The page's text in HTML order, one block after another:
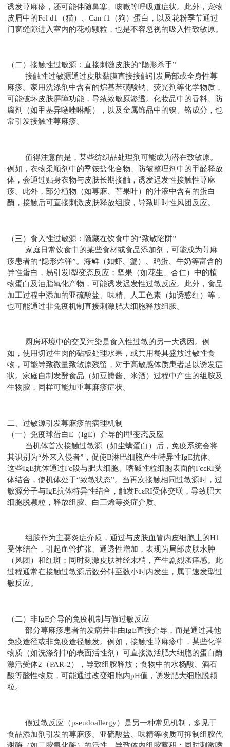
诱发荨麻疹，还可能伴随鼻塞、咳嗽等呼吸道症状。此外，宠物
皮屑中的Fel d1（猫）、Can f1（狗）蛋白，以及花粉季节通过
门窗缝隙进入室内的花粉颗粒，也是不容忽视的吸入性致敏原。
（二）接触性过敏源：直接刺激皮肤的“隐形杀手”
接触性过敏源通过皮肤黏膜直接接触引发局部或全身性荨
麻疹。家用洗涤剂中含有的烷基苯磺酸钠、荧光剂等化学物质，
可能破坏皮肤屏障功能，导致致敏原渗透。化妆品中的香料、防
腐剂（如甲基异噻唑啉酮），以及金属饰品中的镍、铬成分，也
常引发接触性荨麻疹。
值得注意的是，某些纺织品处理剂可能成为潜在致敏原。
例如，衣物柔顺剂中的季铵盐化合物、防皱整理剂中的甲醛释放
体，会通过贴身衣物与皮肤长期接触，诱发迟发性接触性荨麻
疹。此外，部分植物（如荨麻、芒果叶）的汁液中含有的蛋白
酶，接触后可直接刺激皮肤释放组胺，导致即时性风团反应。
（三）食入性过敏源：隐藏在饮食中的“致敏陷阱”
家庭日常饮食中的某些食材或食品添加剂，可能成为荨麻
疹患者的“隐形炸弹”。海鲜（如虾、蟹）、鸡蛋、牛奶等富含的
异性蛋白，易引发Ⅰ型变态反应；坚果（如花生、杏仁）中的植
物蛋白及油脂氧化产物，可能诱发迟发性过敏反应。此外，食品
加工过程中添加的亚硫酸盐、味精、人工色素（如诱惑红）等，
也可能通过非免疫机制直接刺激肥大细胞释放组胺。
厨房环境中的交叉污染是食入性过敏的另一大诱因。例
如，使用切过生肉的砧板处理水果，或共用餐具盛放过敏性食
物，可能导致微量致敏原残留，对于高敏感体质患者足以诱发症
状。家庭自制发酵食品（如豆瓣酱、米酒）过程中产生的组胺及
生物胺，同样可能加重荨麻疹症状。
二、过敏源引发荨麻疹的病理机制
（一）免疫球蛋白E（IgE）介导的Ⅰ型变态反应
当机体首次接触过敏源（如尘螨蛋白）后，免疫系统会将
其识别为“外来入侵者”，促使B淋巴细胞产生特异性IgE抗体。
这些IgE抗体通过Fc段与肥大细胞、嗜碱性粒细胞表面的FcεRI受
体结合，使机体处于“致敏状态”。当再次接触相同过敏源时，过
敏源分子与IgE抗体特异性结合，触发FcεRI受体交联，导致肥大
细胞脱颗粒，释放组胺、白三烯等炎症介质。
组胺作为主要炎症介质，通过与皮肤血管内皮细胞上的H1
受体结合，引起血管扩张、通透性增加，表现为局部皮肤水肿
（风团）和红斑；同时刺激皮肤神经末梢，产生剧烈瘙痒感。此
过程通常在接触过敏源后数分钟至数小时内发生，属于速发型过
敏反应。
（二）非IgE介导的免疫机制与假过敏反应
部分荨麻疹患者的发病并非由IgE直接介导，而是通过其他
免疫途径或非免疫途径触发。例如，接触性荨麻疹中，某些化学
物质（如洗涤剂中的表面活性剂）可直接激活肥大细胞的蛋白酶
激活受体2（PAR-2），导致组胺释放；食物中的水杨酸、酒石
酸等酸性物质，可能通过改变细胞内pH值，诱发肥大细胞脱颗
粒。
假过敏反应（pseudoallergy）是另一种常见机制，多见于
食品添加剂引发的荨麻疹。亚硫酸盐、味精等物质可抑制组胺代
谢酶（如二胺氧化酶）的活性，导致体内组胺蓄积；同时刺激嗜